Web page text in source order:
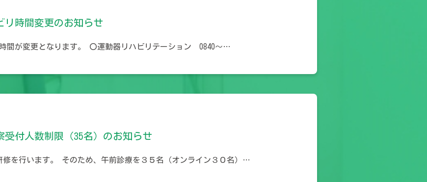
時間変更のお知らせ
間が変更となります。 〇運動器リハビリテーション 0840～…
受付人数制限（35名）のお知らせ
修を行います。 そのため、午前診療を３５名（オンライン３０名）…